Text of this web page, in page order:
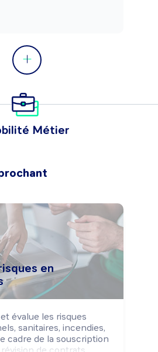
Métier
en
évalue les risques
sanitaires, incendies,
cadre de la souscription